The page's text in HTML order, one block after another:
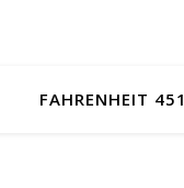
FAHRENHEIT 451